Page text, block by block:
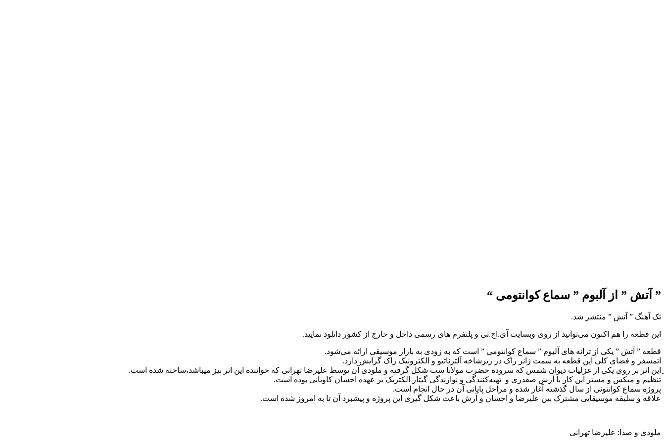
” آتش ” از آلبوم ” سماع کوانتومی “
تک آهنگ ” آتش ” منتشر شد.
این قطعه را هم اکنون ‌می‌توانید از روی وبسایت آی.اچ.تی و پلتفرم های رسمی داخل و خارج از کشور دانلود نمایید.
قطعه ” آتش ” یکی از ترانه های آلبوم ” سماع کوانتومی ” است که به زودی به بازار موسیقی ارائه می‌شود.
اتمسفر و فضای کلی این قطعه به سمت ژانر راک در زیرشاخه آلترناتیو و الکترونیک راک گرایش دارد.
ِاین اثر بر روی یکی از غزلیات دیوان شمس که سروده حضرت مولانا ست شکل گرفته و ملودی آن توسط علیرضا تهرانی که خواننده این اثر نیز میباشد،ساخته شده است.
تنظیم و میکس و مستر این کار با آرش صفدری و تهیه‌کنندگی و نوازندگی گیتار الکتریک بر عهده احسان کاویانی بوده است.
پروژه سماع کوانتونی از سال گذشته آغاز شده و مراحل پایانی آن در حال انجام است.
علاقه و سلیقه موسیقایی مشترک بین علیرضا و احسان و آرش باعث شکل گیری این پروژه و پیشبرد آن تا به امروز شده است.
ملودی و صدا: علیرضا تهرانی